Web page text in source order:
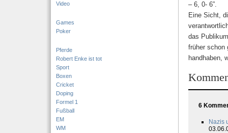
Video
Games
Poker
Pferde
Robert Enke ist tot
Sport
Boxen
Cricket
Doping
Formel 1
Fußball
EM
WM
– 6, 0- 6”.
Eine Sicht,
das
früher schon
handhaben,
6
Nazis